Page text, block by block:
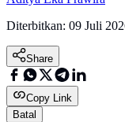
Diterbitkan: 09 Juli
Share
Copy Link
Batal